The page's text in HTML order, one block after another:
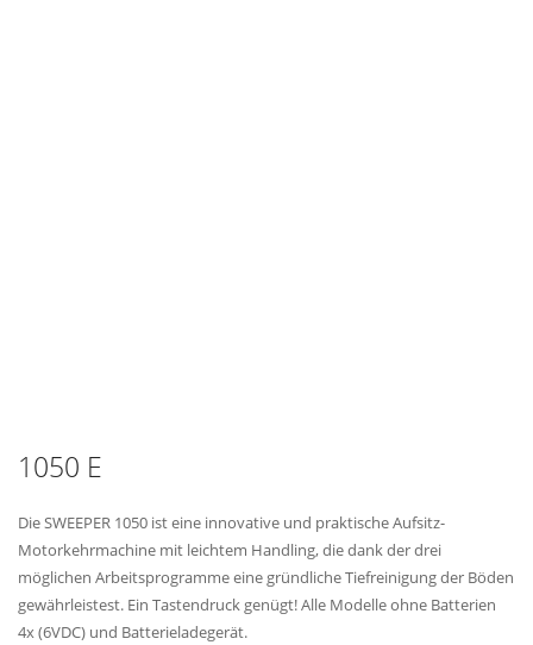
1050 E
Die SWEEPER 1050 ist eine innovative und praktische Aufsitz-
Motorkehrmachine mit leichtem Handling, die dank der drei
möglichen Arbeitsprogramme eine gründliche Tiefreinigung der Böden
gewährleistest. Ein Tastendruck genügt! Alle Modelle ohne Batterien
4x (6VDC) und Batterieladegerät.